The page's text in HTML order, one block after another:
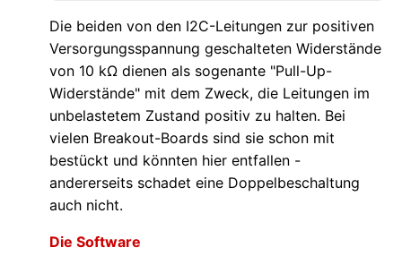
Die beiden von den I2C-Leitungen zur positiven
Versorgungsspannung geschalteten Widerstände
von 10 kΩ dienen als sogenante "Pull-Up-
Widerstände" mit dem Zweck, die Leitungen im
unbelastetem Zustand positiv zu halten. Bei
vielen Breakout-Boards sind sie schon mit
bestückt und könnten hier entfallen -
andererseits schadet eine Doppelbeschaltung
auch nicht.
Die Software